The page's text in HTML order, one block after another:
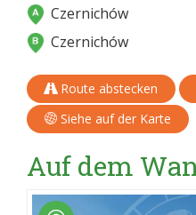
Czernichów
Czernichów
Route abstecken
Siehe auf der Karte
Auf dem